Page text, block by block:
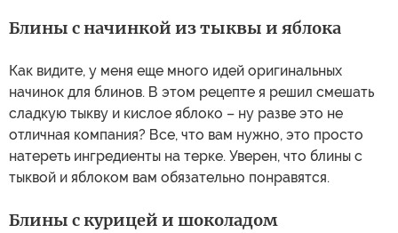
Блины с начинкой из тыквы и яблока
Как видите, у меня еще много идей оригинальных
начинок для блинов. В этом рецепте я решил смешать
сладкую тыкву и кислое яблоко – ну разве это не
отличная компания? Все, что вам нужно, это просто
натереть ингредиенты на терке. Уверен, что блины с
тыквой и яблоком вам обязательно понравятся.
Блины с курицей и шоколадом